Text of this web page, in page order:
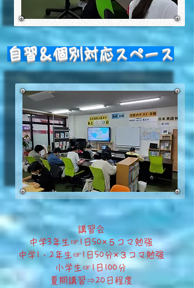
​自習＆個別対応スペース
​講習会
​中学3年生☞1日50×５コマ勉強
中学1・2年生☞1日50分×３コマ勉強
小学生☞1日100分
夏期講習⇒20日程度